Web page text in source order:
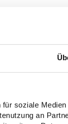
soziale
an
Jetzt direkt
Sie einen
Schritten